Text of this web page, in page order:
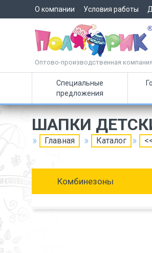
О компании Условия работы
Оптово-производственная компания
Специальные
предложения
ШАПКИ
Главная Каталог
Комбинезоны